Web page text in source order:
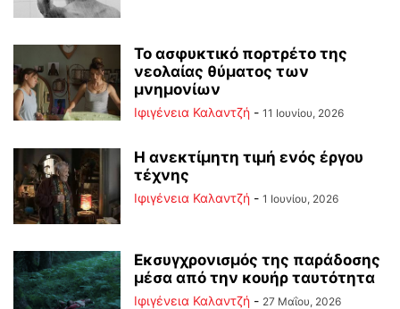
Το ασφυκτικό πορτρέτο της
νεολαίας θύματος των
μνημονίων
Ιφιγένεια Καλαντζή - 11 Ιουνίου, 2026
Η ανεκτίμητη τιμή ενός έργου
τέχνης
Ιφιγένεια Καλαντζή - 1 Ιουνίου, 2026
Εκσυγχρονισμός της παράδοσης
μέσα από την κουήρ ταυτότητα
Ιφιγένεια Καλαντζή - 27 Μαΐου, 2026